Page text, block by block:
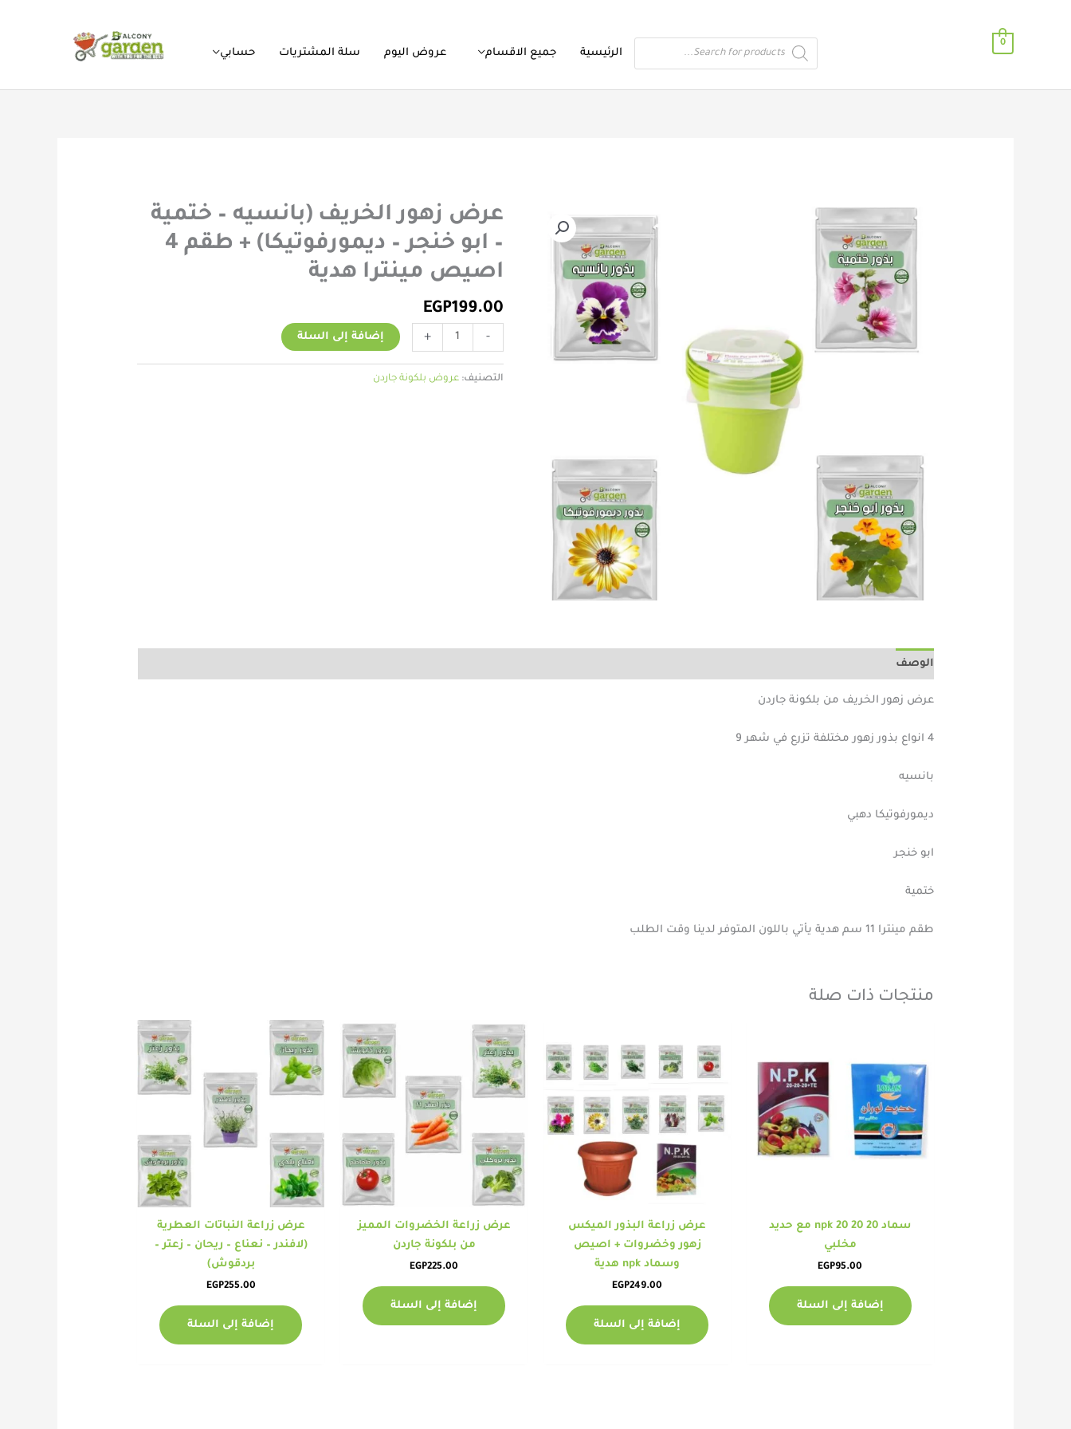
Products
search
الرئيسية جميع الاقسام عروض اليوم سلة المشتريات حسابي
0
عرض زهور الخريف (بانسيه – ختمية
– ابو خنجر – ديمورفوتيكا) + طقم 4
اصيص مينترا هدية
EGP199.00
-
كمية
عرض
الخريف
(بانسيه
طقم
اصيص
مينترا
هدية
+ إضافة إلى السلة
التصنيف: عروض بلكونة جاردن
الوصف
عرض زهور الخريف من بلكونة جاردن
4 انواع بذور زهور مختلفة تزرع في شهر 9
بانسيه
ديمورفوتيكا دهبي
ابو خنجر
ختمية
طقم مينترا 11 سم هدية يأتي باللون المتوفر لدينا وقت الطلب
منتجات ذات صلة
سماد npk 20 20 20 مع حديد
مخلبي
EGP95.00
إضافة إلى السلة
عرض زراعة البذور الميكس
زهور وخضروات + اصيص
وسماد npk هدية
EGP249.00
إضافة إلى السلة
عرض زراعة الخضروات المميز
من بلكونة جاردن
EGP225.00
إضافة إلى السلة
عرض زراعة النباتات العطرية
(لافندر – نعناع – ريحان – زعتر –
بردقوش)
EGP255.00
إضافة إلى السلة